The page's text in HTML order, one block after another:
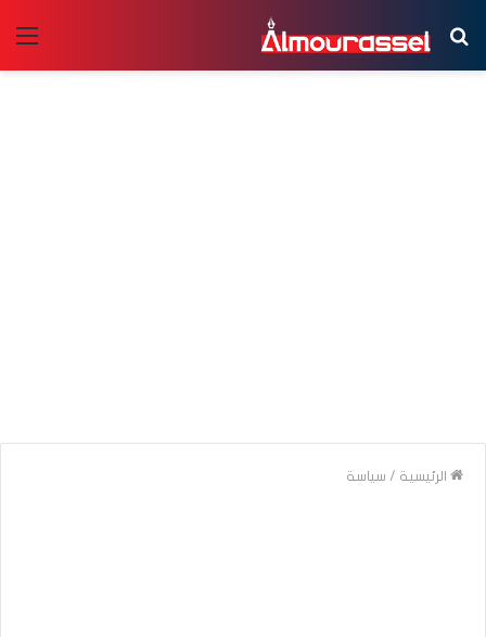
بحث
عن
الرئيسية / سياسة